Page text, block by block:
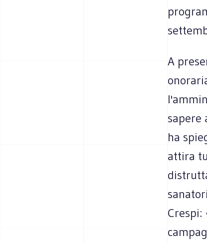
A
sapere
ha
attira
Crespi: